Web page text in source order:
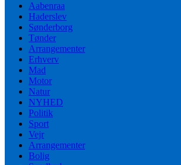
Aabenraa
Haderslev
Sønderborg
Tønder
Arrangementer
Erhverv
Mad
Motor
Natur
NYHED
Politik
Sport
Vejr
Arrangementer
Bolig